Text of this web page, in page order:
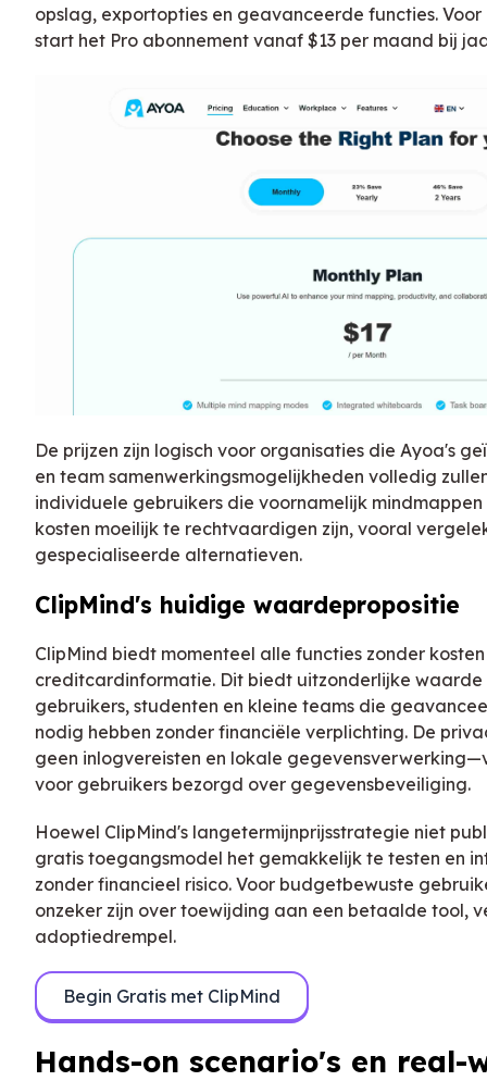
opslag, exportopties en geavanceerde functies.
start het Pro abonnement vanaf $13 per maand bij
De prijzen zijn logisch voor organisaties die Ayoa's
en team samenwerkingsmogelijkheden volledig
individuele gebruikers die voornamelijk
kosten moeilijk te rechtvaardigen zijn, vooral
gespecialiseerde alternatieven.
ClipMind's huidige waardepropositie
ClipMind biedt momenteel alle functies zonder
creditcardinformatie. Dit biedt uitzonderlijke
gebruikers, studenten en kleine teams die
nodig hebben zonder financiële verplichting. De
geen inlogvereisten en lokale
voor gebruikers bezorgd over gegevensbeveiliging.
Hoewel ClipMind's langetermijnprijsstrategie niet
gratis toegangsmodel het gemakkelijk te testen en
zonder financieel risico. Voor budgetbewuste
onzeker zijn over toewijding aan een betaalde tool,
adoptiedrempel.
Begin Gratis met ClipMind
Hands-on scenario's en real-